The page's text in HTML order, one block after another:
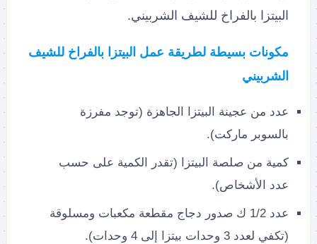
البيتزا بالفراخ للشيف الشربيني.
مكونات بسيطة لطريقة عمل البيتزا بالفراخ للشيف
الشربيني
عدد من عجينة البيتزا الجاهزة (توجد مفرزة
بالسوبر ماركت).
كمية من صلصة البيتزا (تقدر الكمية على حسب
عدد الأشخاص).
عدد 1/2 ك صدور دجاج مقطعة مكعبات ومسلوقة
(تكفي لعدد 3 وحدات بيتزا إلى 4 وحدات).